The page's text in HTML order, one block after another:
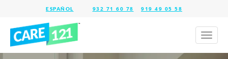
932 71 60 78 919 49 05 58
Toggle